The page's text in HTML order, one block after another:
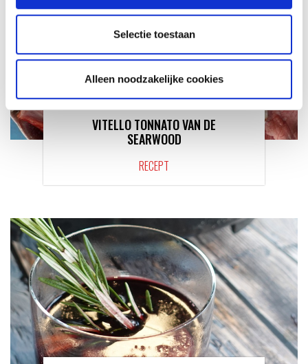
Selectie toestaan
Alleen noodzakelijke cookies
VITELLO TONNATO VAN DE
SEARWOOD
RECEPT